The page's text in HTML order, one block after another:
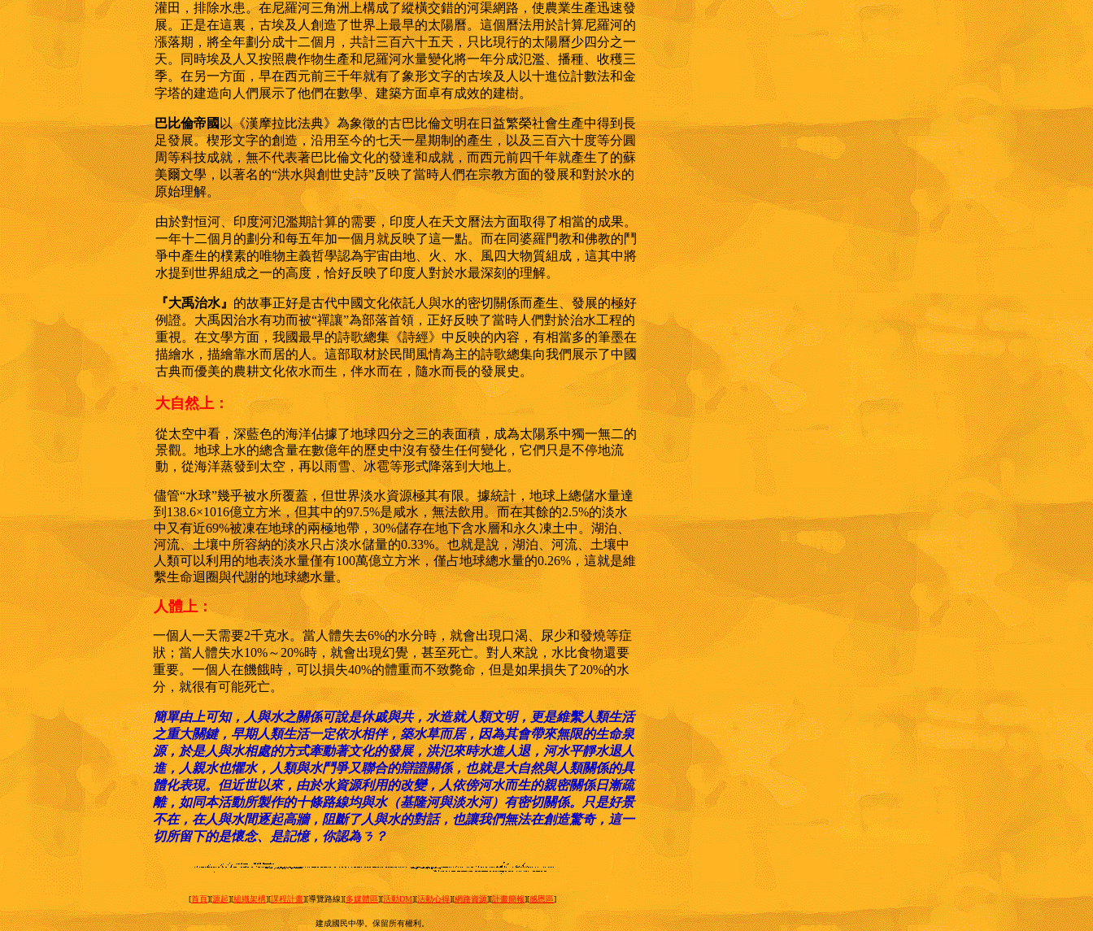
灌田，排除水患。在尼羅河三角洲上構成了縱橫交錯的河渠網路，使農業生產迅速發
展。正是在這裏，古埃及人創造了世界上最早的太陽曆。這個曆法用於計算尼羅河的
漲落期，將全年劃分成十二個月，共計三百六十五天，只比現行的太陽曆少四分之一
天。同時埃及人又按照農作物生產和尼羅河水量變化將一年分成氾濫、播種、收穫三
季。在另一方面，早在西元前三千年就有了象形文字的古埃及人以十進位計數法和金
字塔的建造向人們展示了他們在數學、建築方面卓有成效的建樹。
巴比倫帝國以《漢摩拉比法典》為象徵的古巴比倫文明在日益繁榮社會生產中得到長
足發展。楔形文字的創造，沿用至今的七天一星期制的產生，以及三百六十度等分圓
周等科技成就，無不代表著巴比倫文化的發達和成就，而西元前四千年就產生了的蘇
美爾文學，以著名的“洪水與創世史詩”反映了當時人們在宗教方面的發展和對於水的
原始理解。
由於對恒河、印度河氾濫期計算的需要，印度人在天文曆法方面取得了相當的成果。
一年十二個月的劃分和每五年加一個月就反映了這一點。而在同婆羅門教和佛教的鬥
爭中產生的樸素的唯物主義哲學認為宇宙由地、火、水、風四大物質組成，這其中將
水提到世界組成之一的高度，恰好反映了印度人對於水最深刻的理解。
『大禹治水』的故事正好是古代中國文化依託人與水的密切關係而產生、發展的極好
例證。大禹因治水有功而被“禪讓”為部落首領，正好反映了當時人們對於治水工程的
重視。在文學方面，我國最早的詩歌總集《詩經》中反映的內容，有相當多的筆墨在
描繪水，描繪靠水而居的人。這部取材於民間風情為主的詩歌總集向我們展示了中國
古典而優美的農耕文化依水而生，伴水而在，隨水而長的發展史。
大自然上：
從太空中看，深藍色的海洋佔據了地球四分之三的表面積，成為太陽系中獨一無二的
景觀。地球上水的總含量在數億年的歷史中沒有發生任何變化，它們只是不停地流
動，從海洋蒸發到太空，再以雨雪、冰雹等形式降落到大地上。
儘管“水球”幾乎被水所覆蓋，但世界淡水資源極其有限。據統計，地球上總儲水量達
到138.6×1016億立方米，但其中的97.5%是咸水，無法飲用。而在其餘的2.5%的淡水
中又有近69%被凍在地球的兩極地帶，30%儲存在地下含水層和永久凍土中。湖泊、
河流、土壤中所容納的淡水只占淡水儲量的0.33%。也就是說，湖泊、河流、土壤中
人類可以利用的地表淡水量僅有100萬億立方米，僅占地球總水量的0.26%，這就是維
繫生命迴圈與代謝的地球總水量。
人體上：
一個人一天需要2千克水。當人體失去6%的水分時，就會出現口渴、尿少和發燒等症
狀；當人體失水10%～20%時，就會出現幻覺，甚至死亡。對人來說，水比食物還要
重要。一個人在饑餓時，可以損失40%的體重而不致斃命，但是如果損失了20%的水
分，就很有可能死亡。
簡單由上可知，人與水之關係可說是休戚與共，水造就人類文明，更是維繫人類生活
之重大關鍵，早期人類生活一定依水相伴，築水草而居，因為其會帶來無限的生命泉
源，於是人與水相處的方式牽動著文化的發展，洪氾來時水進人退，河水平靜水退人
進，人親水也懼水，人類與水鬥爭又聯合的辯證關係，也就是大自然與人類關係的具
體化表現。但近世以來，由於水資源利用的改變，人依傍河水而生的親密關係日漸疏
離，如同本活動所製作的十條路線均與水（基隆河與淡水河）有密切關係。只是好景
不在，在人與水間逐起高牆，阻斷了人與水的對話，也讓我們無法在創造驚奇，這一
切所留下的是懷念、是記憶，你認為ㄋ？
[首頁][源起][組織架構][課程計畫][導覽路線][多媒體區][活動DM][活動心得][網路資源][計畫簡報][感恩區]
建成國民中學。保留所有權利。